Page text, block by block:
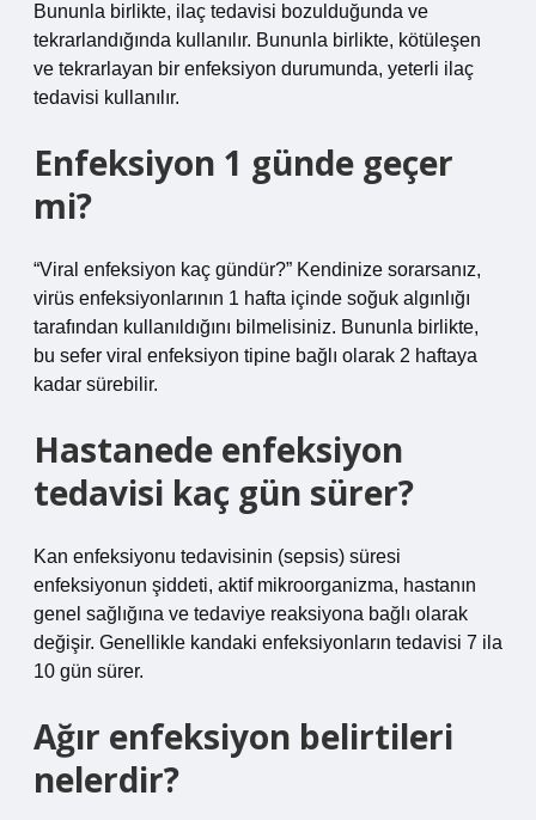
Bununla birlikte, ilaç tedavisi bozulduğunda ve
tekrarlandığında kullanılır. Bununla birlikte, kötüleşen
ve tekrarlayan bir enfeksiyon durumunda, yeterli ilaç
tedavisi kullanılır.
Enfeksiyon 1 günde geçer
mi?
“Viral enfeksiyon kaç gündür?” Kendinize sorarsanız,
virüs enfeksiyonlarının 1 hafta içinde soğuk algınlığı
tarafından kullanıldığını bilmelisiniz. Bununla birlikte,
bu sefer viral enfeksiyon tipine bağlı olarak 2 haftaya
kadar sürebilir.
Hastanede enfeksiyon
tedavisi kaç gün sürer?
Kan enfeksiyonu tedavisinin (sepsis) süresi
enfeksiyonun şiddeti, aktif mikroorganizma, hastanın
genel sağlığına ve tedaviye reaksiyona bağlı olarak
değişir. Genellikle kandaki enfeksiyonların tedavisi 7 ila
10 gün sürer.
Ağır enfeksiyon belirtileri
nelerdir?